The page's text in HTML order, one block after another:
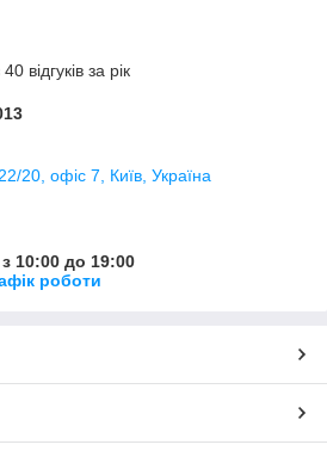
відгуків за рік
20, офіс 7, Київ, Україна
10:00 до 19:00
роботи